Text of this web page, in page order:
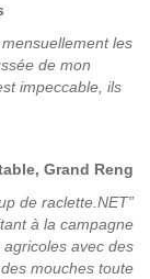
mensuellement les
de mon
impeccable, ils
Grand Reng
de raclette.NET”
à la campagne
avec des
mouches toute